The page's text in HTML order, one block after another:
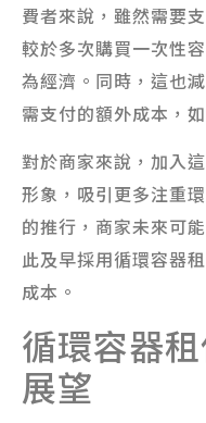
費者來說，雖然需要
較於多次購買一次性
為經濟。同時，這也
需支付的額外成本，
對於商家來說，加入
形象，吸引更多注重
的推行，商家未來可
此及早採用循環容器
成本。
循環容器
展望